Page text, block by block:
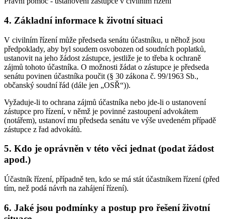
4. Základní informace k životní situaci
V civilním řízení může předseda senátu účastníku, u něhož jsou
předpoklady, aby byl soudem osvobozen od soudních poplatků,
ustanovit na jeho žádost zástupce, jestliže je to třeba k ochraně
zájmů tohoto účastníka. O možnosti žádat o zástupce je předseda
senátu povinen účastníka poučit (§ 30 zákona č. 99/1963 Sb.,
občanský soudní řád (dále jen „OSŘ“)).
Vyžaduje-li to ochrana zájmů účastníka nebo jde-li o ustanovení
zástupce pro řízení, v němž je povinné zastoupení advokátem
(notářem), ustanoví mu předseda senátu ve výše uvedeném případě
zástupce z řad advokátů.
5. Kdo je oprávněn v této věci jednat (podat žádost
apod.)
Účastník řízení, případně ten, kdo se má stát účastníkem řízení (před
tím, než podá návrh na zahájení řízení).
6. Jaké jsou podmínky a postup pro řešení životní